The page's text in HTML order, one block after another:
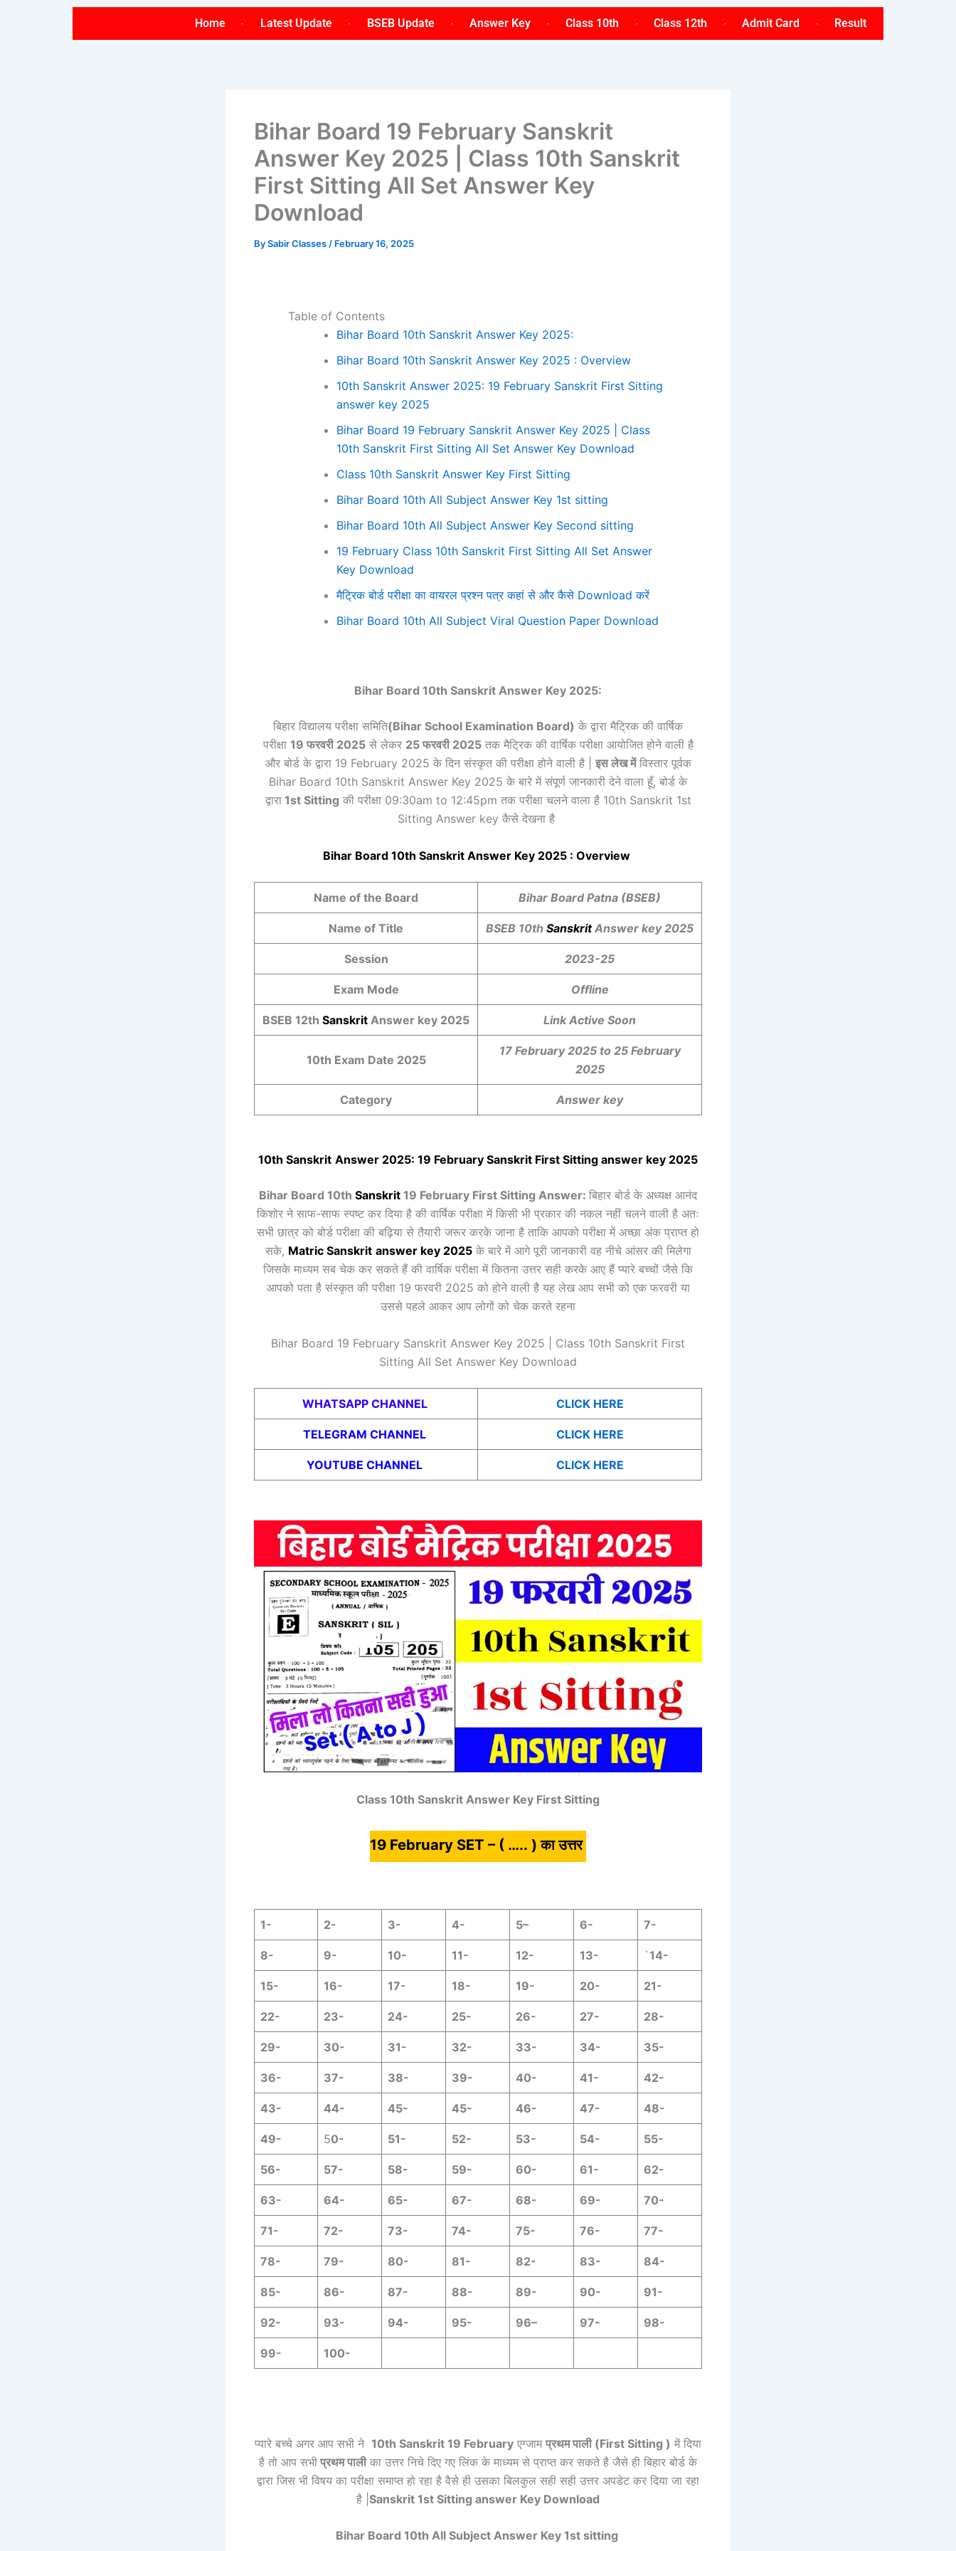
Home Latest Update BSEB Update Answer Key Class 10th Class 12th Admit Card Result
Bihar Board 19 February Sanskrit
Answer Key 2025 | Class 10th Sanskrit
First Sitting All Set Answer Key
Download
BySabir Classes / February 16, 2025
Table of Contents
Bihar Board 10th Sanskrit Answer Key 2025:
Bihar Board 10th Sanskrit Answer Key 2025 : Overview
10th Sanskrit Answer 2025: 19 February Sanskrit First Sitting
answer key 2025
Bihar Board 19 February Sanskrit Answer Key 2025 | Class
10th Sanskrit First Sitting All Set Answer Key Download
Class 10th Sanskrit Answer Key First Sitting
Bihar Board 10th All Subject Answer Key 1st sitting
Bihar Board 10th All Subject Answer Key Second sitting
19 February Class 10th Sanskrit First Sitting All Set Answer
Key Download
मैट्रिक बोर्ड परीक्षा का वायरल प्रश्न पत्र कहां से और कैसे Download करें
Bihar Board 10th All Subject Viral Question Paper Download
Bihar Board 10th Sanskrit Answer Key 2025:
बिहार विद्यालय परीक्षा समिति(Bihar School Examination Board) के द्वारा मैट्रिक की वार्षिक
परीक्षा 19 फरवरी 2025से लेकर 25 फरवरी 2025तक मैट्रिक की वार्षिक परीक्षा आयोजित होने वाली है
और बोर्ड के द्वारा 19 February 2025 के दिन संस्कृत की परीक्षा होने वाली है | इस लेख मेंविस्तार पूर्वक
Bihar Board 10th Sanskrit Answer Key 2025 के बारे में संपूर्ण जानकारी देने वाला हूँ, बोर्ड के
द्वारा1st Sitting की परीक्षा 09:30am to 12:45pm तक परीक्षा चलने वाला है 10th Sanskrit 1st
Sitting Answer key कैसे देखना है
Bihar Board 10th Sanskrit Answer Key 2025 : Overview
Name of the Board Bihar Board Patna (BSEB)
Name of Title BSEB 10th SanskritAnswer key 2025
Session 2023-25
Exam Mode Offline
BSEB 12th Sanskrit Answer key 2025 Link Active Soon
10th Exam Date 2025
17 February 2025 to 25 February
2025
Category Answer key
10th Sanskrit Answer 2025: 19 February Sanskrit First Sitting answer key 2025
Bihar Board 10th Sanskrit 19 February First Sitting Answer: बिहार बोर्ड के अध्यक्ष आनंद
किशोर ने साफ-साफ स्पष्ट कर दिया है की वार्षिक परीक्षा में किसी भी प्रकार की नकल नहीं चलने वाली है अतः
सभी छात्र को बोर्ड परीक्षा की बढ़िया से तैयारी जरूर करके जाना है ताकि आपको परीक्षा में अच्छा अंक प्राप्त हो
सके, Matric Sanskrit answer key 2025के बारे में आगे पूरी जानकारी वह नीचे आंसर की मिलेगा
जिसके माध्यम सब चेक कर सकते हैं की वार्षिक परीक्षा में कितना उत्तर सही करके आए हैं प्यारे बच्चों जैसे कि
आपको पता है संस्कृत की परीक्षा 19 फरवरी 2025 को होने वाली है यह लेख आप सभी को एक फरवरी या
उससे पहले आकर आप लोगों को चेक करते रहना
Bihar Board 19 February Sanskrit Answer Key 2025 | Class 10th Sanskrit First
Sitting All Set Answer Key Download
WHATSAPP CHANNEL CLICK HERE
TELEGRAM CHANNEL CLICK HERE
YOUTUBE CHANNEL CLICK HERE
Class 10th Sanskrit Answer Key First Sitting
19 February SET – ( ….. ) का उत्तर
1- 2- 3- 4- 5– 6- 7-
8- 9- 10- 11- 12- 13- `14-
15- 16- 17- 18- 19- 20- 21-
22- 23- 24- 25- 26- 27- 28-
29- 30- 31- 32- 33- 34- 35-
36- 37- 38- 39- 40- 41- 42-
43- 44- 45- 45- 46- 47- 48-
49- 50- 51- 52- 53- 54- 55-
56- 57- 58- 59- 60- 61- 62-
63- 64- 65- 67- 68- 69- 70-
71- 72- 73- 74- 75- 76- 77-
78- 79- 80- 81- 82- 83- 84-
85- 86- 87- 88- 89- 90- 91-
92- 93- 94- 95- 96– 97- 98-
99- 100-
प्यारे बच्चे अगर आप सभी ने 10th Sanskrit 19 February एग्जाम प्रथम पाली (First Sitting ) में दिया
है तो आप सभी प्रथम पालीका उत्तर निचे दिए गए लिंक के माध्यम से प्राप्त कर सकते है जैसे ही बिहार बोर्ड के
द्वारा जिस भी विषय का परीक्षा समाप्त हो रहा है वैसे ही उसका बिलकुल सही सही उत्तर अपडेट कर दिया जा रहा
है | Sanskrit 1st Sitting answer Key Download
Bihar Board 10th All Subject Answer Key 1st sitting